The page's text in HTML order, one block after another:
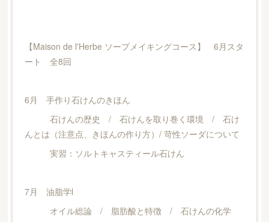
【Maison de l'Herbe ソープメイキングコース】 6月スタ
ート 全8回
6月 手作り石けんのきほん
石けんの歴史 / 石けんを取り巻く環境 / 石け
んとは（注意点、きほんの作り方）/ 苛性ソーダについて
実習：ソルトキャスティール石けん
7月 油脂学Ⅰ
オイル総論 / 脂肪酸と特徴 / 石けんの化学